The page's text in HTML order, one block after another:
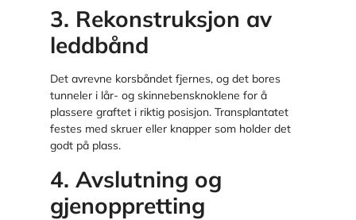
3. Rekonstruksjon av
leddbånd
Det avrevne korsbåndet fjernes, og det bores
tunneler i lår- og skinnebensknoklene for å
plassere graftet i riktig posisjon. Transplantatet
festes med skruer eller knapper som holder det
godt på plass.
4. Avslutning og
gjenoppretting